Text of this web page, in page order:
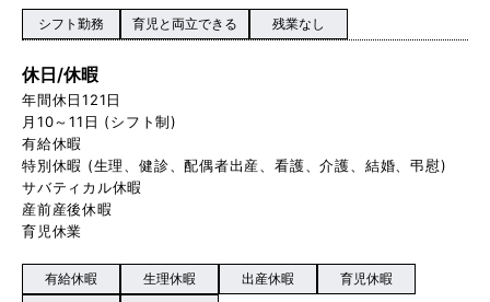
シフト勤務 育児と両立できる 残業なし
休日/休暇
年間休日121日
月10～11日 (シフト制)
有給休暇
特別休暇 (生理、健診、配偶者出産、看護、介護、結婚、弔慰)
サバティカル休暇
産前産後休暇
育児休業
有給休暇 生理休暇 出産休暇
育児休暇